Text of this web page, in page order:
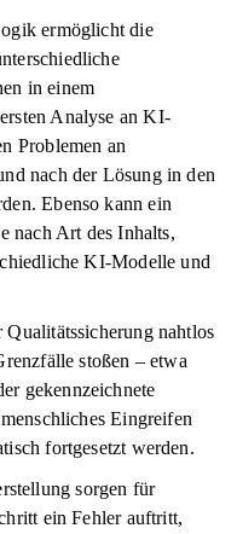
ermöglicht die
in einem
Analyse an KI-
Problemen an
nach der Lösung in den
Ebenso kann ein
nach Art des Inhalts,
KI-Modelle und
nahtlos
stoßen – etwa
gekennzeichnete
Eingreifen
fortgesetzt werden.
sorgen für
ein Fehler auftritt,